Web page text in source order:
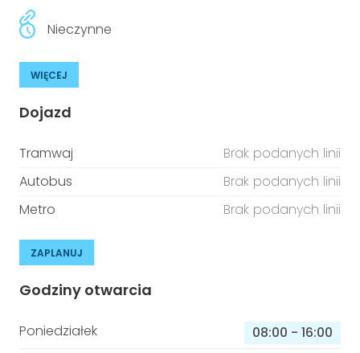
Nieczynne
WIĘCEJ
Dojazd
Tramwaj
Brak podanych linii
Autobus
Brak podanych linii
Metro
Brak podanych linii
ZAPLANUJ
Godziny otwarcia
Poniedziałek 08:00 - 16:00